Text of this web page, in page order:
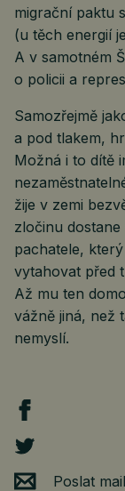
migrační paktu
(u těch energií
A v samotném
o policii a
Samozřejmě
a pod tlakem,
Možná i to dítě
žije v zemi
zločinu
pachatele,
vytahovat před
Až mu ten
vážně jiná, než
nemyslí.
Poslat